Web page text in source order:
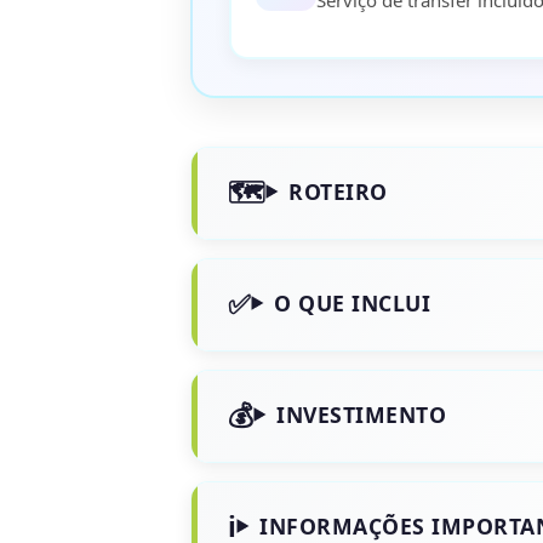
ROTEIRO
O QUE INCLUI
INVESTIMENTO
INFORMAÇÕES